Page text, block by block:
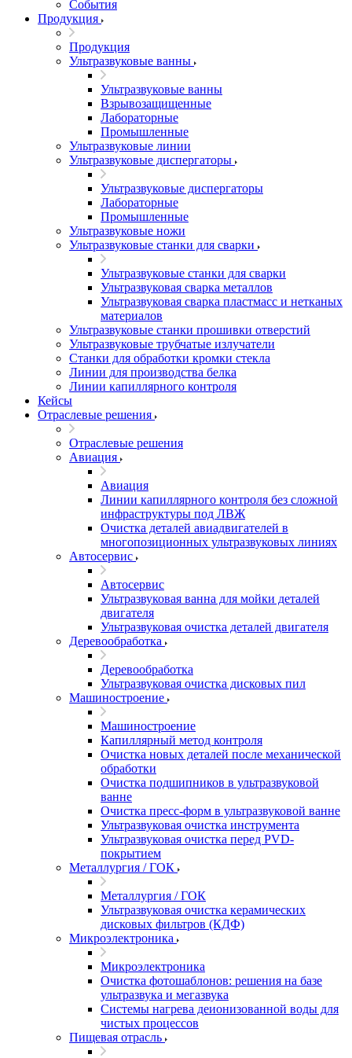
События
Продукция
Продукция
Ультразвуковые ванны
Ультразвуковые ванны
Взрывозащищенные
Лабораторные
Промышленные
Ультразвуковые линии
Ультразвуковые диспергаторы
Ультразвуковые диспергаторы
Лабораторные
Промышленные
Ультразвуковые ножи
Ультразвуковые станки для сварки
Ультразвуковые станки для сварки
Ультразвуковая сварка металлов
Ультразвуковая сварка пластмасс и нетканых
материалов
Ультразвуковые станки прошивки отверстий
Ультразвуковые трубчатые излучатели
Станки для обработки кромки стекла
Линии для производства белка
Линии капиллярного контроля
Кейсы
Отраслевые решения
Отраслевые решения
Авиация
Авиация
Линии капиллярного контроля без сложной
инфраструктуры под ЛВЖ
Очистка деталей авиадвигателей в
многопозиционных ультразвуковых линиях
Автосервис
Автосервис
Ультразвуковая ванна для мойки деталей
двигателя
Ультразвуковая очистка деталей двигателя
Деревообработка
Деревообработка
Ультразвуковая очистка дисковых пил
Машиностроение
Машиностроение
Капиллярный метод контроля
Очистка новых деталей после механической
обработки
Очистка подшипников в ультразвуковой
ванне
Очистка пресс-форм в ультразвуковой ванне
Ультразвуковая очистка инструмента
Ультразвуковая очистка перед PVD-
покрытием
Металлургия / ГОК
Металлургия / ГОК
Ультразвуковая очистка керамических
дисковых фильтров (КДФ)
Микроэлектроника
Микроэлектроника
Очистка фотошаблонов: решения на базе
ультразвука и мегазвука
Системы нагрева деионизованной воды для
чистых процессов
Пищевая отрасль